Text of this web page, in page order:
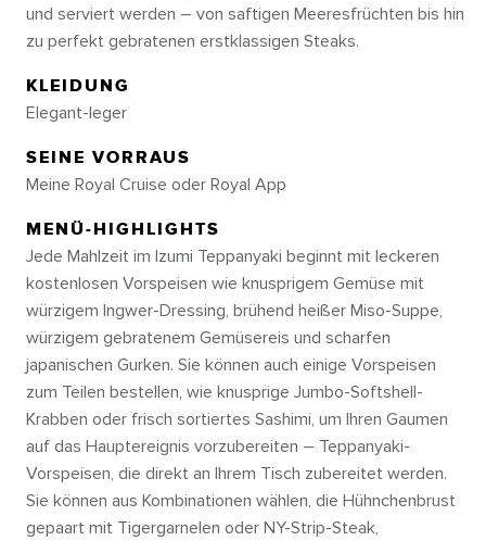
und serviert werden – von saftigen Meeresfrüchten bis hin
zu perfekt gebratenen erstklassigen Steaks.
KLEIDUNG
Elegant-leger
SEINE VORRAUS
Meine Royal Cruise oder Royal App
MENÜ-HIGHLIGHTS
Jede Mahlzeit im Izumi Teppanyaki beginnt mit leckeren
kostenlosen Vorspeisen wie knusprigem Gemüse mit
würzigem Ingwer-Dressing, brühend heißer Miso-Suppe,
würzigem gebratenem Gemüsereis und scharfen
japanischen Gurken. Sie können auch einige Vorspeisen
zum Teilen bestellen, wie knusprige Jumbo-Softshell-
Krabben oder frisch sortiertes Sashimi, um Ihren Gaumen
auf das Hauptereignis vorzubereiten – Teppanyaki-
Vorspeisen, die direkt an Ihrem Tisch zubereitet werden.
Sie können aus Kombinationen wählen, die Hühnchenbrust
gepaart mit Tigergarnelen oder NY-Strip-Steak,